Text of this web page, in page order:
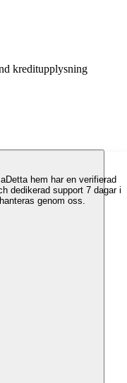
kreditupplysning
Detta hem har en verifierad
dedikerad support 7 dagar i
genom oss.